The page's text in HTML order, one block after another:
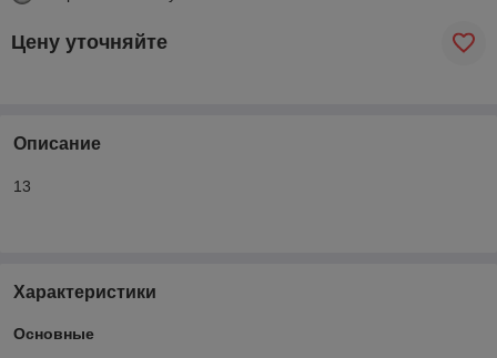
Цену уточняйте
Описание
13
Характеристики
Основные